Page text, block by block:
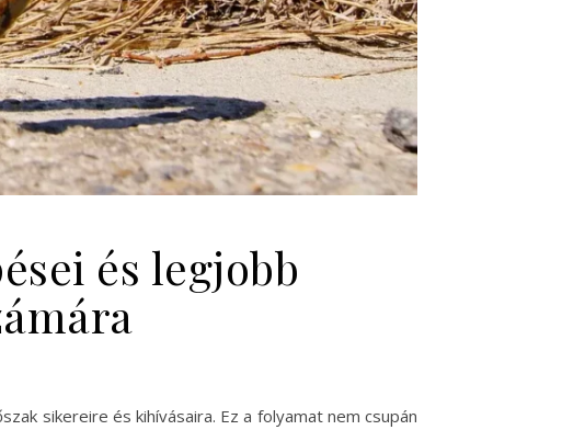
és legjobb
sikereire és kihívásaira. Ez a folyamat nem csupán